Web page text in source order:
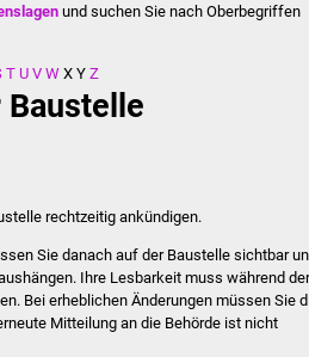
und suchen Sie nach Oberbegriffen
T U V W X Y Z
rechtzeitig ankündigen.
Sie danach auf der Baustelle sichtbar
Ihre Lesbarkeit muss während der
Bei erheblichen Änderungen müssen Sie
Mitteilung an die Behörde ist nicht